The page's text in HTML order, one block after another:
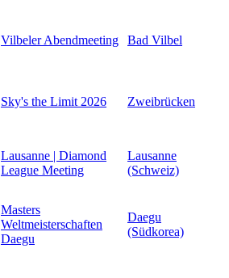
Vilbeler Abendmeeting Bad Vilbel
Sky's the Limit 2026 Zweibrücken
Lausanne | Diamond
League Meeting
Lausanne
(Schweiz)
Masters
Weltmeisterschaften
Daegu
Daegu
(Südkorea)